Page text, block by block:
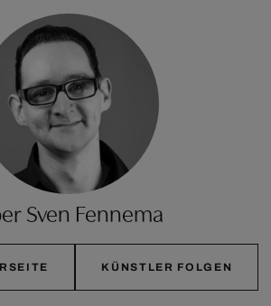
Sven Fennema
KÜNSTLER FOLGEN